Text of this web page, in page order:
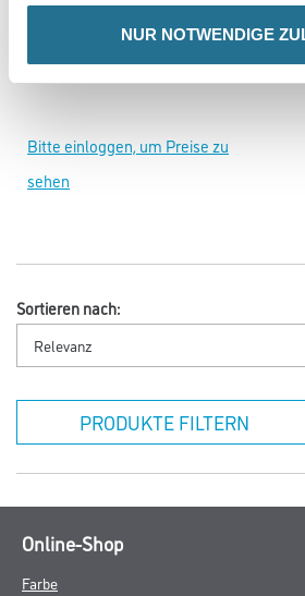
NUR NOTWENDIGE
ALLIGATOR Klebe- und
Bitte einloggen, um Preise zu
sehen
Sortieren nach:
PRODUKTE FILTERN
Online-Shop
Farbe